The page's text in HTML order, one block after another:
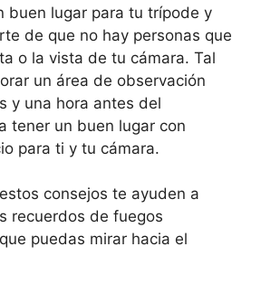
buen lugar para tu trípode y
de que no hay personas que
o la vista de tu cámara. Tal
un área de observación
y una hora antes del
tener un buen lugar con
para ti y tu cámara.
consejos te ayuden a
recuerdos de fuegos
puedas mirar hacia el